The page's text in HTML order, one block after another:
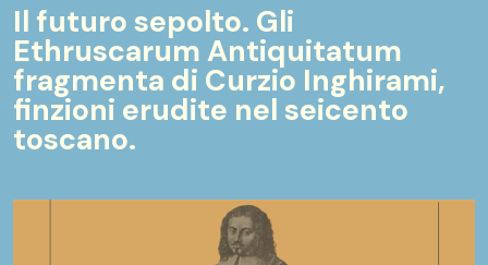
Il futuro sepolto. Gli
Ethruscarum Antiquitatum
fragmenta di Curzio Inghirami,
finzioni erudite nel seicento
toscano.